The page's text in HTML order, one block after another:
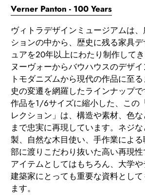
ー
ト
に
商
品
を
追
加
す
る
Verner Panton - 100 Years
ヴィトラデザインミュージアムは
ションの中から、歴史に残る家具
ュアを20年以上にわたり制作して
ヌーヴォーからバウハウスのデザ
トモダニズムから現代の作品に至
史の変遷を網羅したラインナップ
作品を1/6サイズに縮小した、この
レクション」は、構造や素材、色
まで忠実に再現しています。ネジ
製、自然な木目使い、手作業によ
部に渡りこだわり抜いた高い再現
アイテムとしてはもちろん、大学や
建築家にとっても重要な資料とし
ます。